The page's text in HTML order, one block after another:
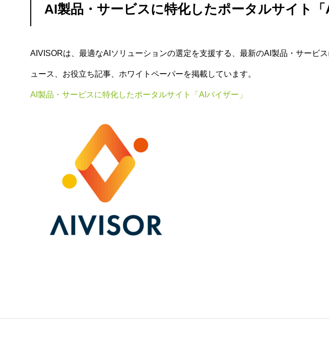
AI製品・サービスに特化したポータルサイト「
AIVISORは、最適なAIソリューションの選定を支援する、最新のAI製品・サービ
ュース、お役立ち記事、ホワイトペーパーを掲載しています。
AI製品・サービスに特化したポータルサイト「AIバイザー」